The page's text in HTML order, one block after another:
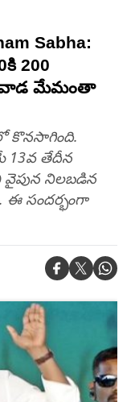
Sabha:
200
మేమంతా
కొనసాగింది.
13వ తేదీన
నిలబడిన
ఈ సందర్భంగా